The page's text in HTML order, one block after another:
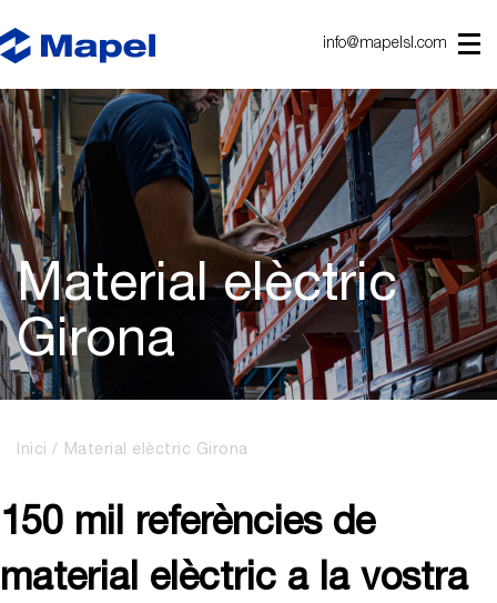
info@mapelsl.com
Material elèctric
Girona
Inici Material elèctric Girona
150 mil referències de
material elèctric a la vostra